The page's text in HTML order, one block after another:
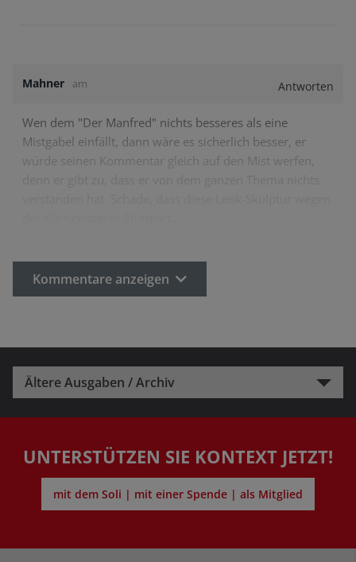
Mahner am Antworten
Wen dem "Der Manfred" nichts besseres als eine
Mistgabel einfällt, dann wäre es sicherlich besser, er
würde seinen Kommentar gleich auf den Mist werfen,
Kommentare anzeigen
Ältere Ausgaben / Archiv
UNTERSTÜTZEN SIE KONTEXT JETZT!
mit dem Soli | mit einer Spende | als Mitglied